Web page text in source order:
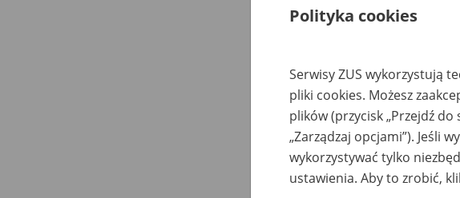
Polityka cookies
Serwisy ZUS wykorzystują
pliki cookies. Możesz
plików (przycisk „Przejdź
„Zarządzaj opcjami”). Jeśli
wykorzystywać tylko
ustawienia. Aby to zrobić,